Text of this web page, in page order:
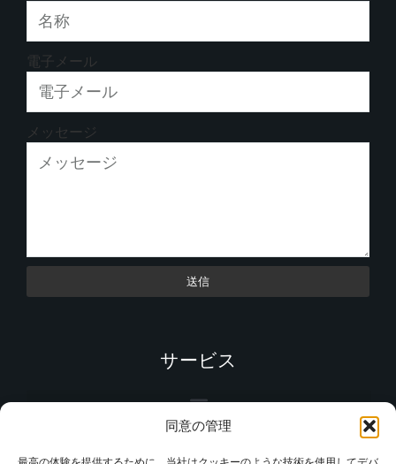
同意の管理
電子メール
メッセージ
送信
サービス